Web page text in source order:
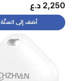
2,250 د.ع
أضف إلى السلّة